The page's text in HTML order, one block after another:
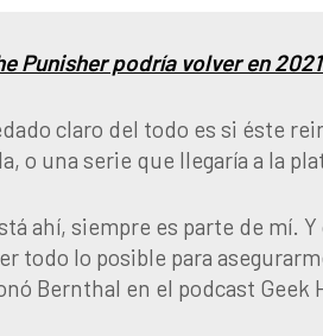
Punisher podría volver en
claro del todo es si éste
o una serie que llegaría a la
ahí, siempre es parte de mí.
todo lo posible para
Bernthal en el podcast Geek